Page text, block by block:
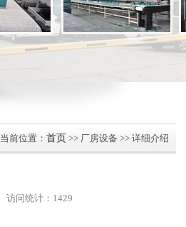
当前位置： 首页 >> 厂房设备 >> 详细介绍
访问统计：1429